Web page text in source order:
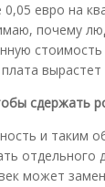
евро на
почему
вырастет
сдержать
и таким
отдельного
может